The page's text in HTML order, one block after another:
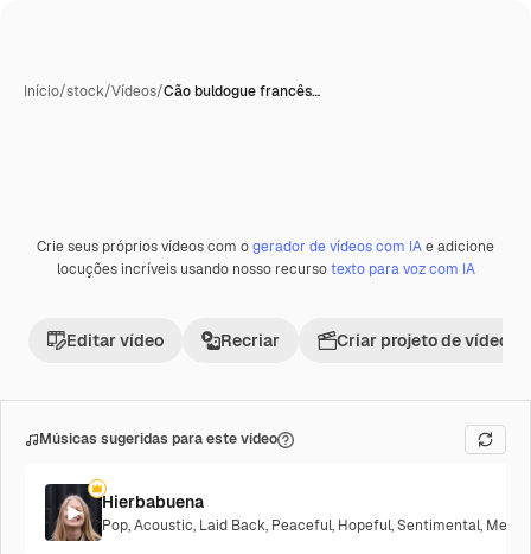
Início/stock/Vídeos/Cão buldogue francês…
Premium
Crie seus próprios vídeos com ogerador de vídeos com IAe adicione
locuções incríveis usando nosso recursotexto para voz com IA
Editar vídeo Recriar Criar projeto de vídeo
Músicas sugeridas para este vídeo
Hierbabuena
Pop,Acoustic, Laid Back, Peaceful, Hopeful,Sentimental,